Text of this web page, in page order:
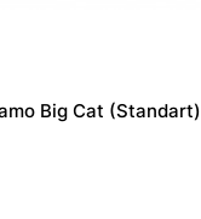
Big Cat (Standart)